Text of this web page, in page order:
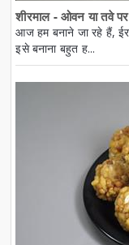
शीरमाल - ओवन या तवे
आज हम बनाने जा रहे हैं,
इसे बनाना बहुत ह...